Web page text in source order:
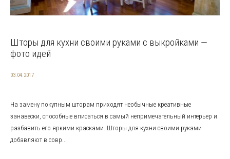
Шторы для кухни своими руками с выкройками —
фото идей
03.04.2017
На замену покупным шторам приходят необычные креативные
занавески, способные вписаться в самый непримечательный интерьер и
разбавить его яркими красками. Шторы для кухни своими руками
добавляют в совр...